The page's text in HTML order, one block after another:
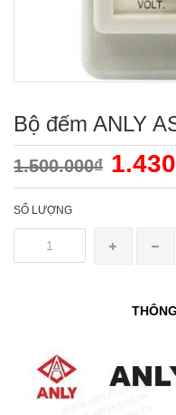
Bộ đếm ANLY
1.500.000₫
SỐ LƯỢNG